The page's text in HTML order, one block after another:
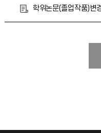
학위논문(졸업작품)변